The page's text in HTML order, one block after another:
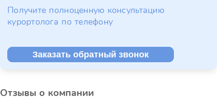
Получите полноценную консультацию
курортолога по телефону
Заказать обратный звонок
Отзывы о компании